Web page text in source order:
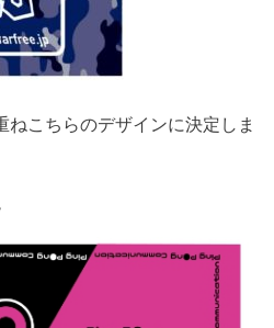
こちらのデザインに決定しま